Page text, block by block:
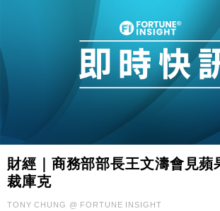
財經｜韓股反覆波動收跌 連挫7
財經｜內地7月美元計價出口增近
差達1125億美元
財經｜日本春季三度入市撐日圓
國際｜特朗普料美伊戰事快結束
張
15:59
財經｜SA售股自救後再出手 斥4
司
18:31
財經｜華僑銀行上半年淨利創新
財經｜商務部部長王文濤會見蘋
裁庫克
TONY CHUNG @ FORTUNE INSIGHT